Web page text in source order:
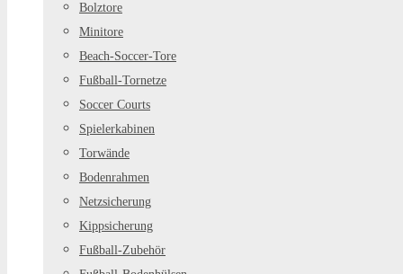
Bolztore
Minitore
Beach-Soccer-Tore
Fußball-Tornetze
Soccer Courts
Spielerkabinen
Torwände
Bodenrahmen
Netzsicherung
Kippsicherung
Fußball-Zubehör